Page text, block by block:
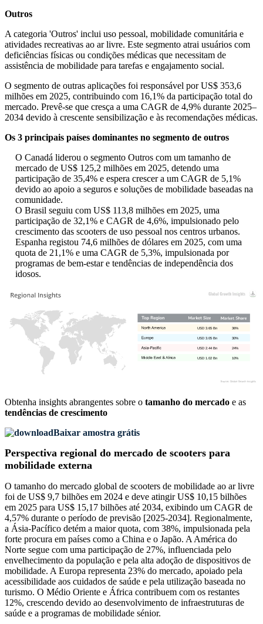
Outros
A categoria 'Outros' inclui uso pessoal, mobilidade comunitária e
atividades recreativas ao ar livre. Este segmento atrai usuários com
deficiências físicas ou condições médicas que necessitam de
assistência de mobilidade para tarefas e engajamento social.
O segmento de outras aplicações foi responsável por US$ 353,6
milhões em 2025, contribuindo com 16,1% da participação total do
mercado. Prevê-se que cresça a uma CAGR de 4,9% durante 2025–
2034 devido à crescente sensibilização e às recomendações médicas.
Os 3 principais países dominantes no segmento de outros
O Canadá liderou o segmento Outros com um tamanho de
mercado de US$ 125,2 milhões em 2025, detendo uma
participação de 35,4% e espera crescer a um CAGR de 5,1%
devido ao apoio a seguros e soluções de mobilidade baseadas na
comunidade.
O Brasil seguiu com US$ 113,8 milhões em 2025, uma
participação de 32,1% e CAGR de 4,6%, impulsionado pelo
crescimento das scooters de uso pessoal nos centros urbanos.
Espanha registou 74,6 milhões de dólares em 2025, com uma
quota de 21,1% e uma CAGR de 5,3%, impulsionada por
programas de bem-estar e tendências de independência dos
idosos.
10%
USD 1.02 Bn
24%
USD 2.44 Bn
30%
USD 3.05 Bn
36%
USD 3.65 Bn
Obtenha insights abrangentes sobre o tamanho do mercado e as
tendências de crescimento
Baixar amostra grátis
Perspectiva regional do mercado de scooters para
mobilidade externa
O tamanho do mercado global de scooters de mobilidade ao ar livre
foi de US$ 9,7 bilhões em 2024 e deve atingir US$ 10,15 bilhões
em 2025 para US$ 15,17 bilhões até 2034, exibindo um CAGR de
4,57% durante o período de previsão [2025-2034]. Regionalmente,
a Ásia-Pacífico detém a maior quota, com 38%, impulsionada pela
forte procura em países como a China e o Japão. A América do
Norte segue com uma participação de 27%, influenciada pelo
envelhecimento da população e pela alta adoção de dispositivos de
mobilidade. A Europa representa 23% do mercado, apoiado pela
acessibilidade aos cuidados de saúde e pela utilização baseada no
turismo. O Médio Oriente e África contribuem com os restantes
12%, crescendo devido ao desenvolvimento de infraestruturas de
saúde e a programas de mobilidade sénior.